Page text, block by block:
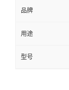
品牌
用途
型号